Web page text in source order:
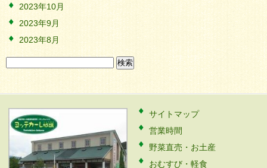
2023年10月
2023年9月
2023年8月
サイトマップ
営業時間
野菜直売・お土産
おむすび・軽食